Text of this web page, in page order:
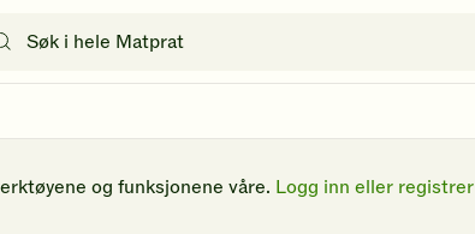
etter
og funksjonene våre. Logg inn eller registrer